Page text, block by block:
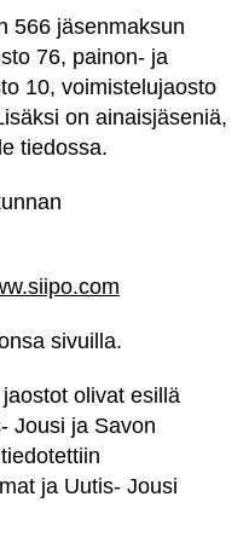
566 jäsenmaksun
76, painon- ja
10, voimistelujaosto
on ainaisjäseniä,
tiedossa.
sivuilla.
olivat esillä
Jousi ja Savon
ja Uutis- Jousi